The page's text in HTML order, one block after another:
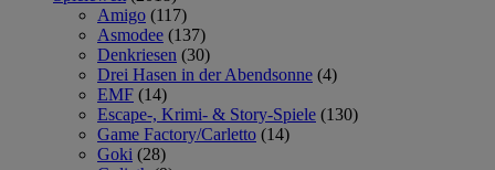
Amigo (117)
Asmodee (137)
Denkriesen (30)
Drei Hasen in der Abendsonne (4)
EMF (14)
Escape-, Krimi- & Story-Spiele (130)
Game Factory/Carletto (14)
Goki (28)